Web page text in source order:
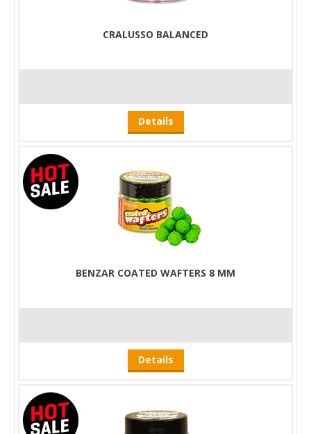
CRALUSSO BALANCED
Details
BENZAR COATED WAFTERS 8 MM
Details